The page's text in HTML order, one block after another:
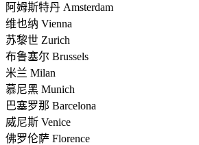
阿姆斯特丹 Amsterdam
维也纳 Vienna
苏黎世 Zurich
布鲁塞尔 Brussels
米兰 Milan
慕尼黑 Munich
巴塞罗那 Barcelona
威尼斯 Venice
佛罗伦萨 Florence